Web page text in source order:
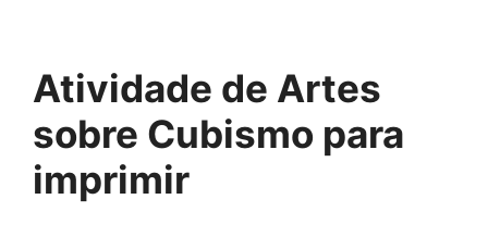
Atividade de Artes
sobre Cubismo para
imprimir